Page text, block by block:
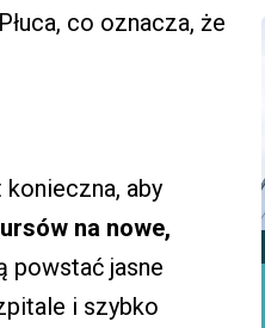
co oznacza, że
aby
na nowe,
powstać jasne
i szybko